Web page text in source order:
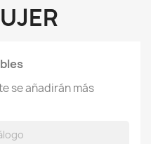
se añadirán más